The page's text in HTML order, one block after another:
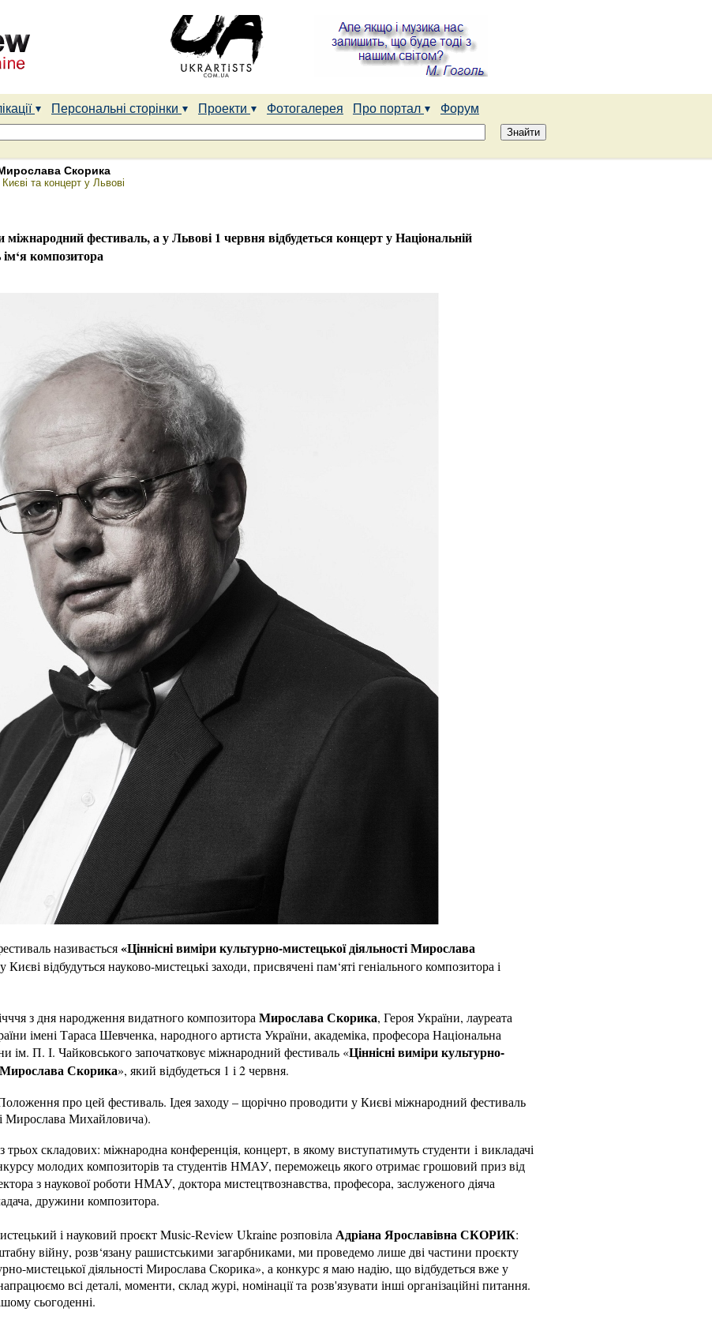
Персональні сторінки Проекти Фотогалерея Про портал
Форум
Скорика
та концерт у Львові
фестиваль, а у Львові 1 червня відбудеться концерт у Національній
композитора
називається«Ціннісні виміри культурно-мистецької діяльності Мирослава
Києві відбудуться науково-мистецькі заходи, присвячені пам‘яті геніального композитора і
з дня народження видатного композитора Мирослава Скорика, Героя України, лауреата
імені Тараса Шевченка, народного артиста України, академіка, професора Національна
ім. П. І. Чайковського започатковує міжнародний фестиваль «Ціннісні виміри культурно-
Мирослава Скорика», який відбудеться 1 і 2 червня.
про цей фестиваль. Ідея заходу – щорічно проводити у Києві міжнародний фестиваль
Мирослава Михайловича).
трьох складових: міжнародна конференція, концерт, в якому виступатимуть студенти і викладачі
молодих композиторів та студентів НМАУ, переможець якого отримає грошовий приз від
з наукової роботи НМАУ, доктора мистецтвознавства, професора, заслуженого діяча
дружини композитора.
і науковий проєкт Music-Review Ukraine розповіла Адріана Ярославівна СКОРИК:
війну, розв‘язану рашистськими загарбниками, ми проведемо лише дві частини проєкту
мистецької діяльності Мирослава Скорика», а конкурс я маю надію, що відбудеться вже у
всі деталі, моменти, склад журі, номінації та розв'язувати інші організаційні питання.
сьогоденні.